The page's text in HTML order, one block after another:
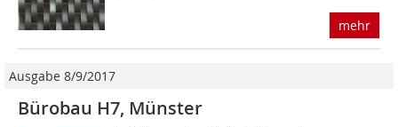
mehr
Ausgabe 8/9/2017
Bürobau H7, Münster